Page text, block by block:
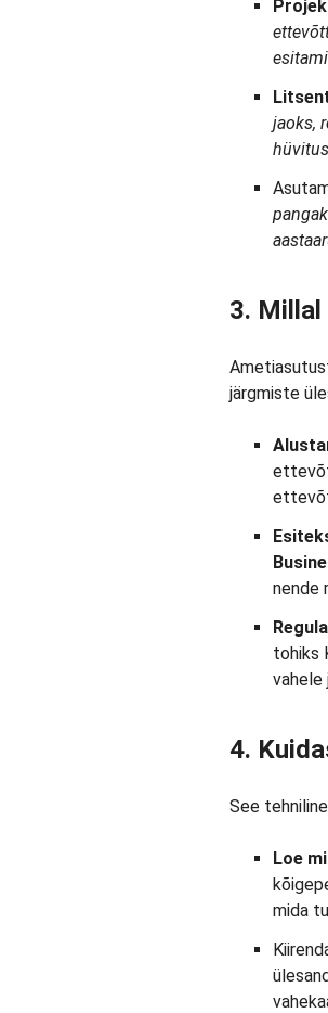
jaoks,
3. Millal
järgmiste
nende
tohiks
vahele
4.
See
Loe
mida